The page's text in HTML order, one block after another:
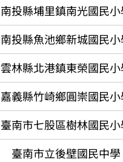
南投縣埔里鎮南光國民小
南投縣魚池鄉新城國民小
雲林縣北港鎮東榮國民小
嘉義縣竹崎鄉圓崇國民小
臺南市七股區樹林國民小
臺南市立後壁國民中學